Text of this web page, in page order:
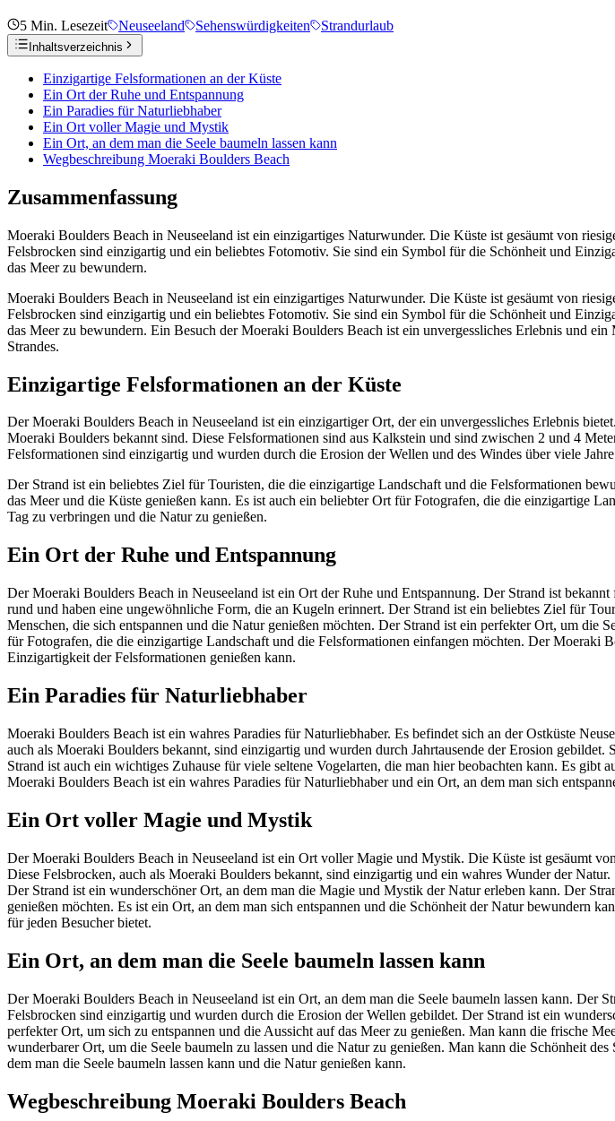
5 Min. Lesezeit Neuseeland Sehenswürdigkeiten Strandurlaub
Inhaltsverzeichnis
Einzigartige Felsformationen an der Küste
Ein Ort der Ruhe und Entspannung
Ein Paradies für Naturliebhaber
Ein Ort voller Magie und Mystik
Ein Ort, an dem man die Seele baumeln lassen kann
Wegbeschreibung Moeraki Boulders Beach
Zusammenfassung
Moeraki Boulders Beach in Neuseeland ist ein einzigartiges Naturwunder. Die Küste ist gesäumt von
Felsbrocken sind einzigartig und ein beliebtes Fotomotiv. Sie sind ein Symbol für die Schönheit und
das Meer zu bewundern.
Moeraki Boulders Beach in Neuseeland ist ein einzigartiges Naturwunder. Die Küste ist gesäumt von
Felsbrocken sind einzigartig und ein beliebtes Fotomotiv. Sie sind ein Symbol für die Schönheit und
das Meer zu bewundern. Ein Besuch der Moeraki Boulders Beach ist ein unvergessliches Erlebnis und
Strandes.
Einzigartige Felsformationen an der Küste
Der Moeraki Boulders Beach in Neuseeland ist ein einzigartiger Ort, der ein unvergessliches Erlebnis
Moeraki Boulders bekannt sind. Diese Felsformationen sind aus Kalkstein und sind zwischen 2 und 4
Felsformationen sind einzigartig und wurden durch die Erosion der Wellen und des Windes über viele
Der Strand ist ein beliebtes Ziel für Touristen, die die einzigartige Landschaft und die Felsformationen
das Meer und die Küste genießen kann. Es ist auch ein beliebter Ort für Fotografen, die die einzigartige
Tag zu verbringen und die Natur zu genießen.
Ein Ort der Ruhe und Entspannung
Der Moeraki Boulders Beach in Neuseeland ist ein Ort der Ruhe und Entspannung. Der Strand ist
rund und haben eine ungewöhnliche Form, die an Kugeln erinnert. Der Strand ist ein beliebtes Ziel für
Menschen, die sich entspannen und die Natur genießen möchten. Der Strand ist ein perfekter Ort, um die
für Fotografen, die die einzigartige Landschaft und die Felsformationen einfangen möchten. Der Moeraki
Einzigartigkeit der Felsformationen genießen kann.
Ein Paradies für Naturliebhaber
Moeraki Boulders Beach ist ein wahres Paradies für Naturliebhaber. Es befindet sich an der Ostküste
auch als Moeraki Boulders bekannt, sind einzigartig und wurden durch Jahrtausende der Erosion
Strand ist auch ein wichtiges Zuhause für viele seltene Vogelarten, die man hier beobachten kann. Es
Moeraki Boulders Beach ist ein wahres Paradies für Naturliebhaber und ein Ort, an dem man sich
Ein Ort voller Magie und Mystik
Der Moeraki Boulders Beach in Neuseeland ist ein Ort voller Magie und Mystik. Die Küste ist gesäumt
Diese Felsbrocken, auch als Moeraki Boulders bekannt, sind einzigartig und ein wahres Wunder der
Der Strand ist ein wunderschöner Ort, an dem man die Magie und Mystik der Natur erleben kann. Der
genießen möchten. Es ist ein Ort, an dem man sich entspannen und die Schönheit der Natur
für jeden Besucher bietet.
Ein Ort, an dem man die Seele baumeln lassen kann
Der Moeraki Boulders Beach in Neuseeland ist ein Ort, an dem man die Seele baumeln lassen kann. Der
Felsbrocken sind einzigartig und wurden durch die Erosion der Wellen gebildet. Der Strand ist ein
perfekter Ort, um sich zu entspannen und die Aussicht auf das Meer zu genießen. Man kann die frische
wunderbarer Ort, um die Seele baumeln zu lassen und die Natur zu genießen. Man kann die Schönheit
dem man die Seele baumeln lassen kann und die Natur genießen kann.
Wegbeschreibung Moeraki Boulders Beach